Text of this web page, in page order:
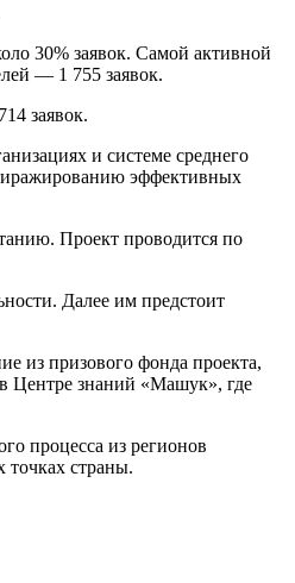
30% заявок. Самой активной
— 1 755 заявок.
заявок.
и системе среднего
эффективных
Проект проводится по
Далее им предстоит
из призового фонда проекта,
Центре знаний «Машук», где
процесса из регионов
точках страны.